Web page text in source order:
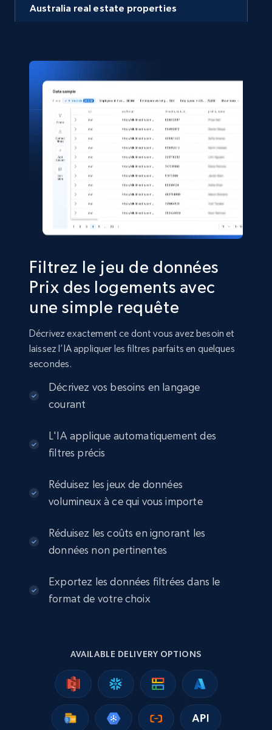
Australia real estate properties
Real estate
1.7K+
Zillow price history
URL, Zpid, Date, Event, Posting is rental, Price,
Price change rate, Price per squarefoot, and
more.
Real estate
96+
Zoopla properties listing information
Google map location, Virtual tour, Street view,
URL property, and more.
Real estate
Realtor international properties listings
URL, ID, Title, Price, Currency, Description,
Real estate
Zonaprop Argentina - Properties Listing
URL, Title, GeneratedTitle, Imagenes, Numero
Filtrez le jeu de données
Prix ​​des logements avec
une simple requête
Décrivez exactement ce dont vous avez besoin et
laissez l’IA appliquer les filtres parfaits en quelques
secondes.
Décrivez vos besoins en langage
courant
L'IA applique automatiquement des
filtres précis
Réduisez les jeux de données
volumineux à ce qui vous importe
Réduisez les coûts en ignorant les
données non pertinentes
Exportez les données filtrées dans le
format de votre choix
AVAILABLE DELIVERY OPTIONS